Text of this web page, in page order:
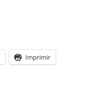
Imprimir